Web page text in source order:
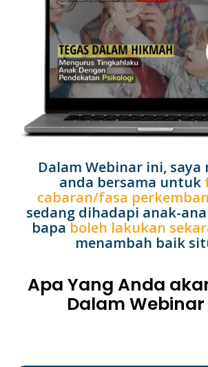
Dalam Webinar ini, saya
anda bersama untuk
cabaran/fasa
sedang dihadapi anak-
bapa boleh lakukan
menambah baik
Apa Yang Anda
Dalam Webinar